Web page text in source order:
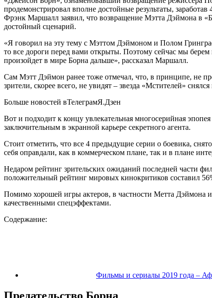
продемонстрировал вполне достойные результаты,
Фрэнк Маршалл заявил, что возвращение Мэтта Дэймона в
достойный сценарий.
«Я говорил на эту тему с Мэттом Дэймоном и Полом
то все дороги перед вами открыты. Поэтому сейчас мы
произойдет в мире Борна дальше», рассказал Маршалл.
Сам Мэтт Дэймон ранее тоже отмечал, что, в принципе, не
зрители, скорее всего, не увидят – звезда «Мстителей»
Больше новостей вТелеграмЯ.Дзен
Вот и подходит к концу увлекательная многосерийная
заключительным в экранной карьере секретного агента.
Стоит отметить, что все 4 предыдущие серии о боевика,
себя оправдали, как в коммерческом плане, так и в плане
Недаром рейтинг зрительских ожиданий последней части
положительный рейтинг мировых кинокритиков составил
Помимо хорошей игры актеров, в частности Метта Дэймона
качественными спецэффектами.
Содержание:
Фильмы и сериалы 2019 года –
Предательство Борна